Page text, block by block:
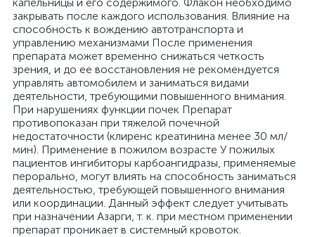
закрывать после каждого использования. Влияние на
способность к вождению автотранспорта и
управлению механизмами После применения
препарата может временно снижаться четкость
зрения, и до ее восстановления не рекомендуется
управлять автомобилем и заниматься видами
деятельности, требующими повышенного внимания.
При нарушениях функции почек Препарат
противопоказан при тяжелой почечной
недостаточности (клиренс креатинина менее 30 мл/
мин). Применение в пожилом возрасте У пожилых
пациентов ингибиторы карбоангидразы, применяемые
перорально, могут влиять на способность заниматься
деятельностью, требующей повышенного внимания
или координации. Данный эффект следует учитывать
при назначении Азарги, т. к. при местном применении
препарат проникает в системный кровоток.